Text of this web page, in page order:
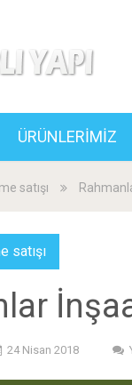
ÜRÜNLERİMİZ
satışı
satışı
24 Nisan 2018